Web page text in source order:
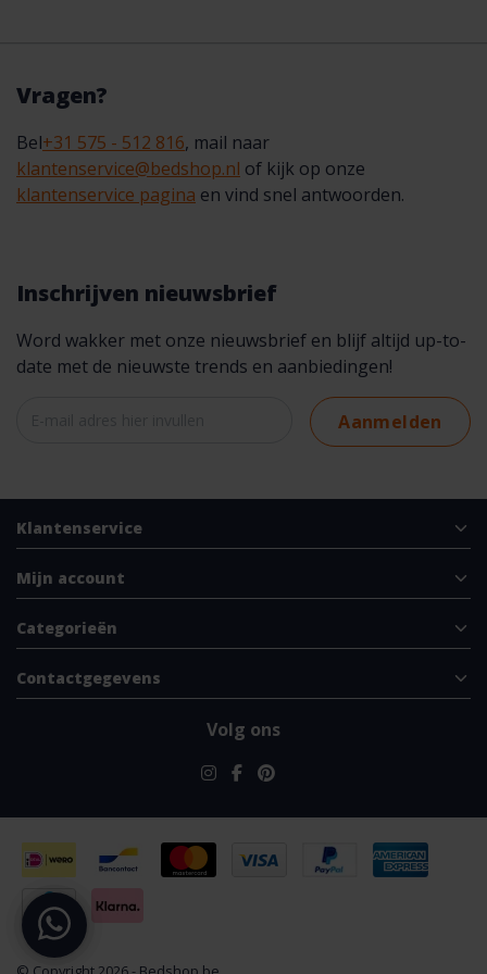
Vragen?
Bel+31 575 - 512 816, mail naar
klantenservice@bedshop.nl of kijk op onze
klantenservice pagina en vind snel antwoorden.
Inschrijven nieuwsbrief
Word wakker met onze nieuwsbrief en blijf altijd up-to-
date met de nieuwste trends en aanbiedingen!
Aanmelden
Klantenservice
Mijn account
Categorieën
Contactgegevens
Volg ons